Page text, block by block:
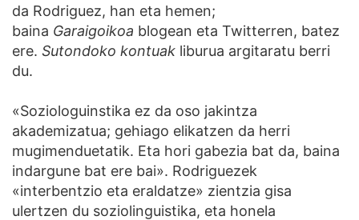
da Rodriguez, han eta hemen;
baina Garaigoikoa blogean eta Twitterren, batez
ere. Sutondoko kontuak liburua argitaratu berri
du.
«Soziologuinstika ez da oso jakintza
akademizatua; gehiago elikatzen da herri
mugimenduetatik. Eta hori gabezia bat da, baina
indargune bat ere bai». Rodriguezek
«interbentzio eta eraldatze» zientzia gisa
ulertzen du soziolinguistika, eta honela